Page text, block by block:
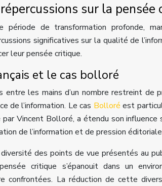
sur la pensée
période de transformation profonde,
significatives sur la qualité de
leur pensée critique.
et le cas bolloré
entre les mains d’un nombre restreint de
de l’information. Le cas Bolloréest
Vincent Bolloré, a étendu son influence
de l’information et de pression
des points de vue présentés au
critique s’épanouit dans un
La réduction de cette